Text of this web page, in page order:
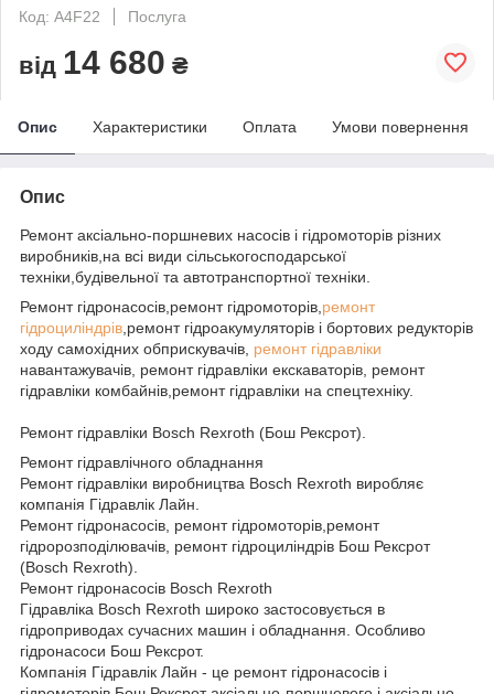
Код: A4F22 Послуга
від 14 680 ₴
Опис Характеристики Оплата Умови повернення
Опис
Ремонт аксіально-поршневих насосів і гідромоторів різних
виробників,на всі види сільськогосподарської
техніки,будівельної та автотранспортної техніки.
Ремонт гідронасосів,ремонт гідромоторів, ремонт
гідроциліндрів ,ремонт гідроакумуляторів і бортових редукторів
ходу самохідних обприскувачів, ремонт гідравліки
навантажувачів, ремонт гідравліки екскаваторів, ремонт
гідравліки комбайнів,ремонт гідравліки на спецтехніку.
Ремонт гідравліки Bosch Rexroth (Бош Рексрот).
Ремонт гідравлічного обладнання
Ремонт гідравліки виробництва Bosch Rexroth виробляє
компанія Гідравлік Лайн.
Ремонт гідронасосів, ремонт гідромоторів,ремонт
гідророзподілювачів, ремонт гідроциліндрів Бош Рексрот
(Bosch Rexroth).
Ремонт гідронасосів Bosch Rexroth
Гідравліка Bosch Rexroth широко застосовується в
гідроприводах сучасних машин і обладнання. Особливо
гідронасоси Бош Рексрот.
Компанія Гідравлік Лайн - це ремонт гідронасосів і